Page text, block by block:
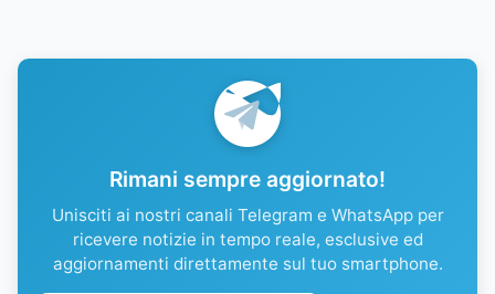
Rimani sempre aggiornato!
Unisciti ai nostri canali Telegram e WhatsApp per
ricevere notizie in tempo reale, esclusive ed
aggiornamenti direttamente sul tuo smartphone.